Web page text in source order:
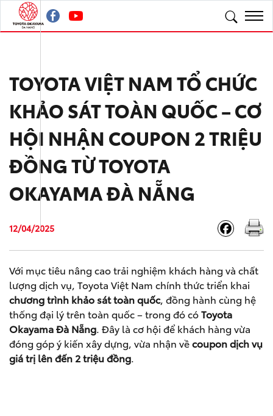
TOYOTA VIỆT NAM TỔ CHỨC
KHẢO SÁT TOÀN QUỐC – CƠ
HỘI NHẬN COUPON 2 TRIỆU
ĐỒNG TỪ TOYOTA
OKAYAMA ĐÀ NẴNG
12/04/2025
Với mục tiêu nâng cao trải nghiệm khách hàng và chất
lượng dịch vụ, Toyota Việt Nam chính thức triển khai
chương trình khảo sát toàn quốc, đồng hành cùng hệ
thống đại lý trên toàn quốc – trong đó cóToyota
Okayama Đà Nẵng. Đây là cơ hội để khách hàng vừa
đóng góp ý kiến xây dựng, vừa nhận vềcoupon dịch vụ
giá trị lên đến 2 triệu đồng.